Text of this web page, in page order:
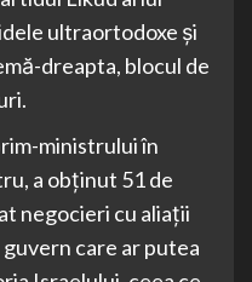
ultraortodoxe şi
dreapta, blocul de
ministrului în
a obţinut 51 de
negocieri cu aliaţii
care ar putea